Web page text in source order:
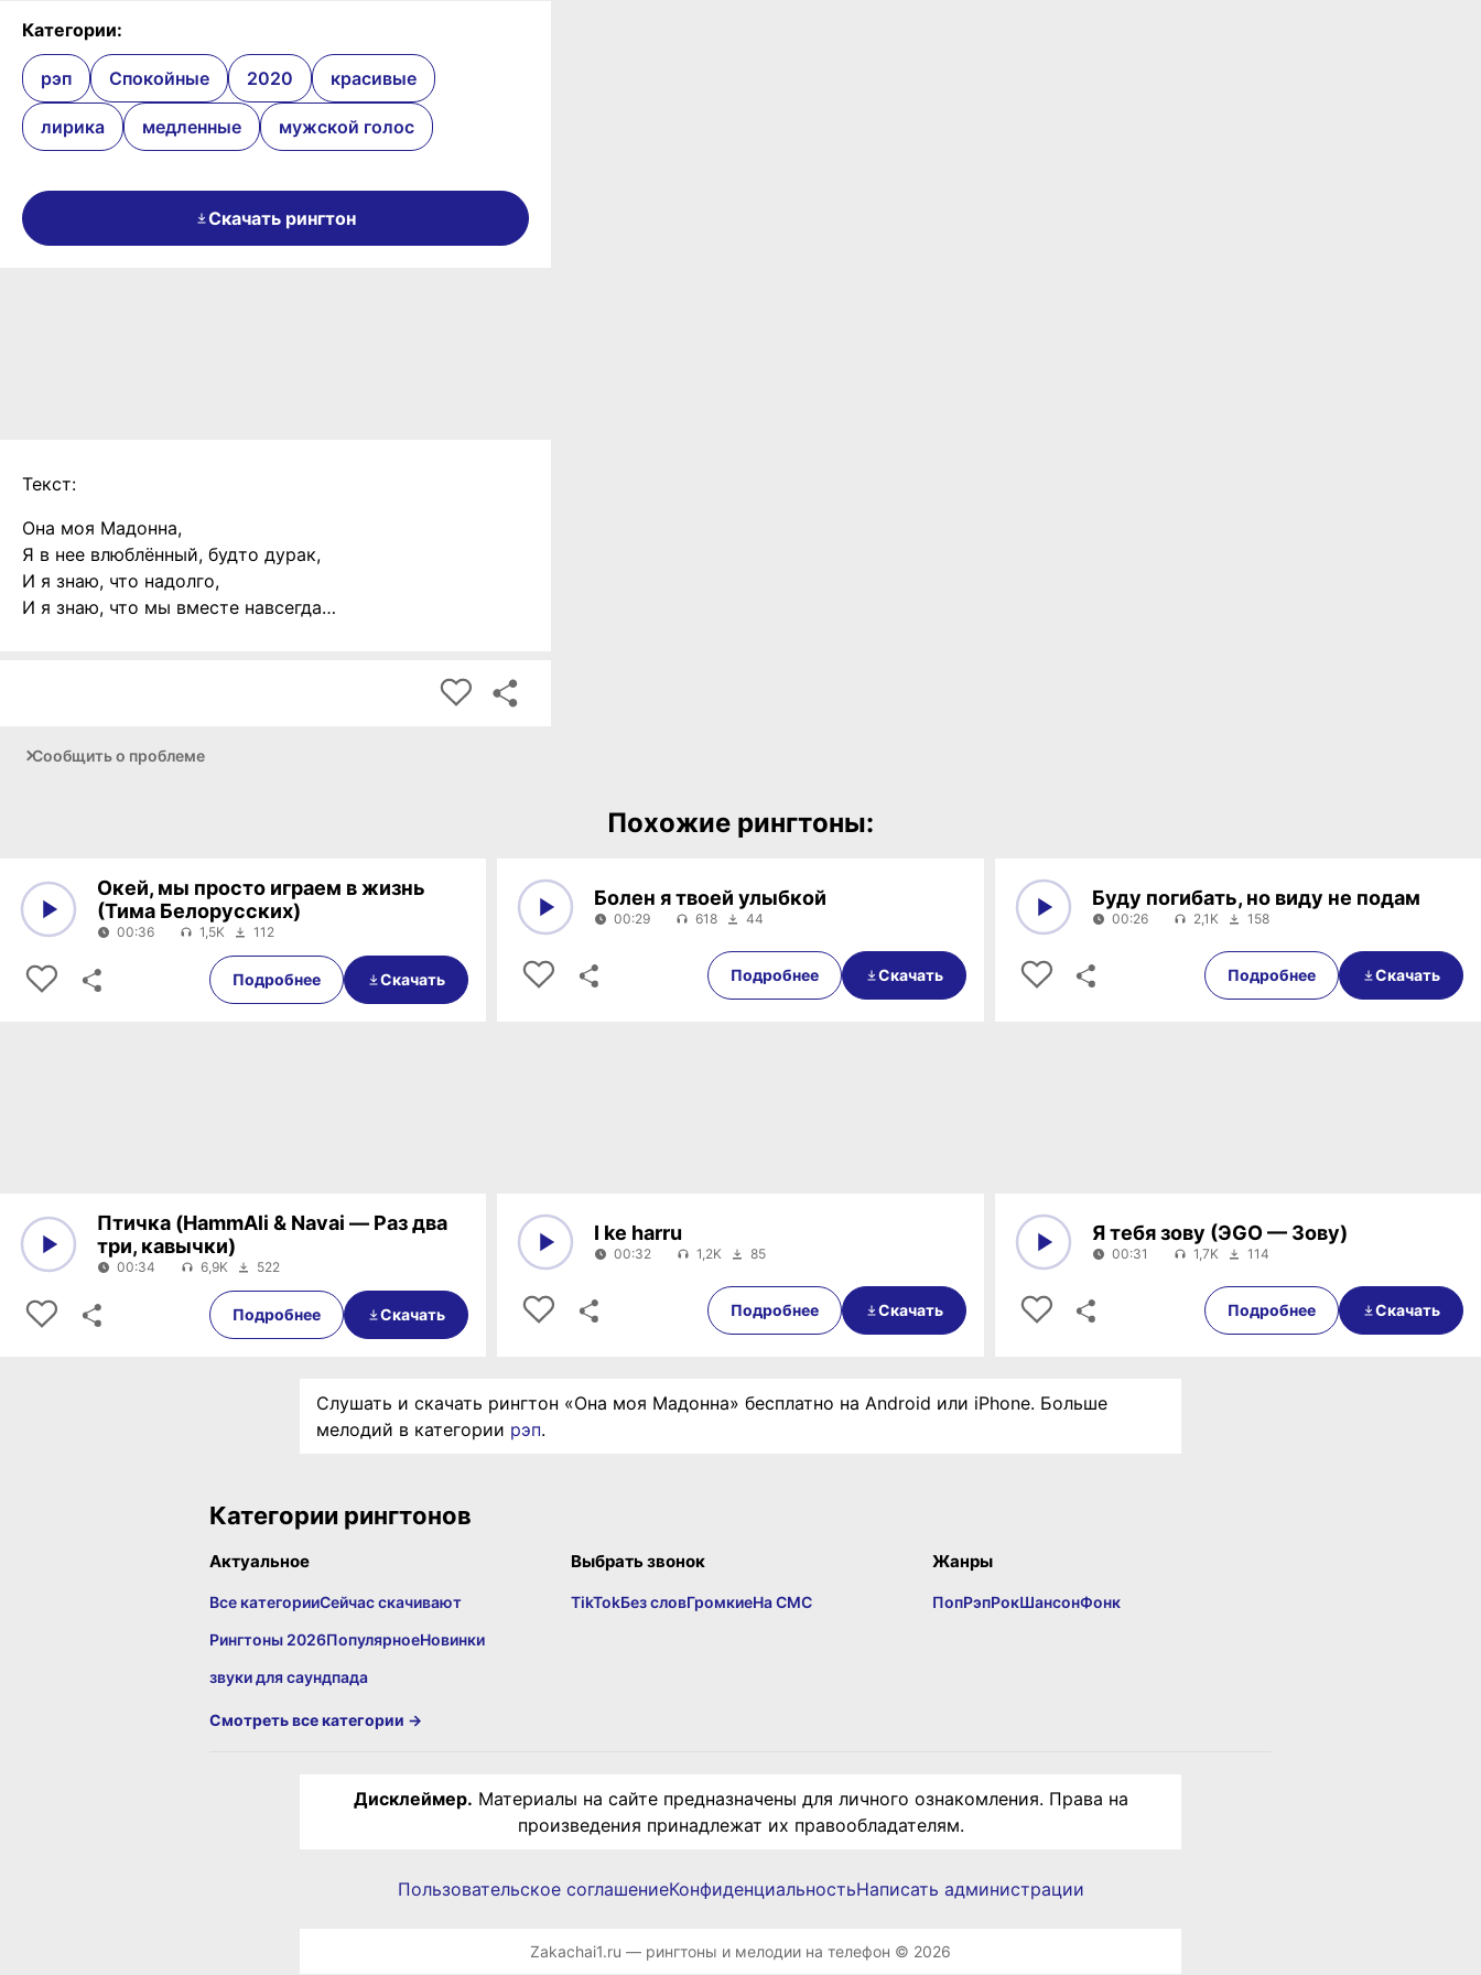
Категории:
рэп Спокойные 2020 красивые
лирика медленные мужской голос
Скачать рингтон
Текст:
Она моя Мадонна,
Я в нее влюблённый, будто дурак,
И я знаю, что надолго,
И я знаю, что мы вместе навсегда…
Сообщить о проблеме
Похожие рингтоны:
00:36
Окей, мы просто играем в жизнь
(Тима Белорусских)
00:36 1,5K 112
Подробнее Скачать
00:29
Болен я твоей улыбкой
00:29 618 44
Подробнее Скачать
00:26
Буду погибать, но виду не подам
00:26 2,1K 158
Подробнее Скачать
00:34
Птичка (HammAli & Navai — Раз два
три, кавычки)
00:34 6,9K 522
Подробнее Скачать
00:32
I ke harru
00:32 1,2K 85
Подробнее Скачать
00:31
Я тебя зову (ЭGO — Зову)
00:31 1,7K 114
Подробнее Скачать
Слушать и скачать рингтон «Она моя Мадонна» бесплатно на Android или iPhone. Больше
мелодий в категории рэп.
Категории рингтонов
Актуальное
Все категорииСейчас скачивают
Рингтоны 2026ПопулярноеНовинки
звуки для саундпада
Выбрать звонок
TikTokБез словГромкиеНа СМС
Жанры
ПопРэпРокШансонФонк
Смотреть все категории →
Дисклеймер. Материалы на сайте предназначены для личного ознакомления. Права на
произведения принадлежат их правообладателям.
Пользовательское соглашениеКонфиденциальностьНаписать администрации
Zakachai1.ru — рингтоны и мелодии на телефон © 2026